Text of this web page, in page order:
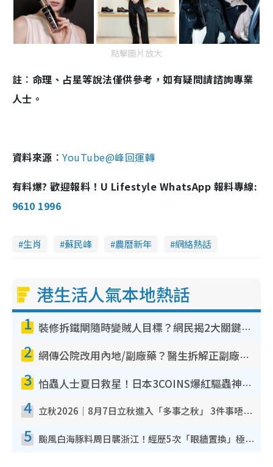
點擊圖片放大
註︰命理、占星等說法僅供參考，如有疑問請諮詢專業
人士。
資料來源︰YouTube@峰回運轉
有料爆? 歡迎報料！U Lifestyle WhatsApp 報料專線:
9610 1996
生肖 蘇民峰 農曆新年 網絡熱話
港生活人氣本地熱話
1 裝修拆鐵閘隨時變賊人目標？網民揭2大關鍵用途：裝新式等於白裝？附新舊鐵閘分別
2 網傳公院改用內地/副廠藥？醫生拆解正副廠分別 揭4類人換藥隨時出事
3 怕蟲人士夏日救星！日本3COINS爆紅驅蟲神器$45起 1招「全程免觸碰」輕鬆搞定小強
4 立秋2026｜8月7日立秋進入「多事之秋」 3件事唔做得！專家教6招開運 清枱頭／銀包納氣接好運
5 颱風白海豚料周日襲浙江！經歷5次「眼牆置換」極罕見 成登陸內地最長途颱風